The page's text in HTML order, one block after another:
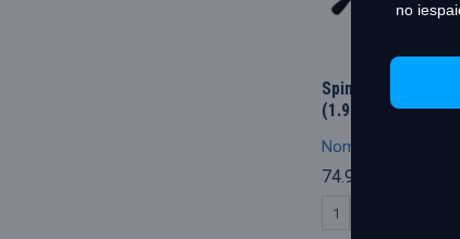
Nomura
Spinning "Akira
(1.98m, 2-6gr)
74.95€
no